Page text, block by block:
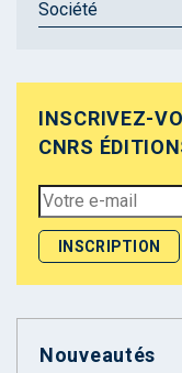
Société
INSCRIVEZ-
CNRS
Nouveautés